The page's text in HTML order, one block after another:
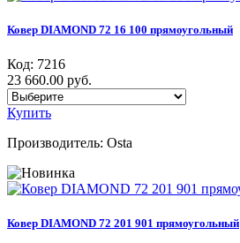
Ковер DIAMOND 72 16 100 прямоугольный
Код: 7216
23 660.00 руб.
Купить
Производитель: Osta
Ковер DIAMOND 72 201 901 прямоугольный